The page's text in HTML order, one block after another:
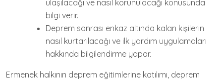
ulaşılacağı ve nasıl korunulacağı konusunda
bilgi verir.
Deprem sonrası enkaz altında kalan kişilerin
nasıl kurtarılacağı ve ilk yardım uygulamaları
hakkında bilgilendirme yapar.
Ermenek halkının deprem eğitimlerine katılımı, deprem